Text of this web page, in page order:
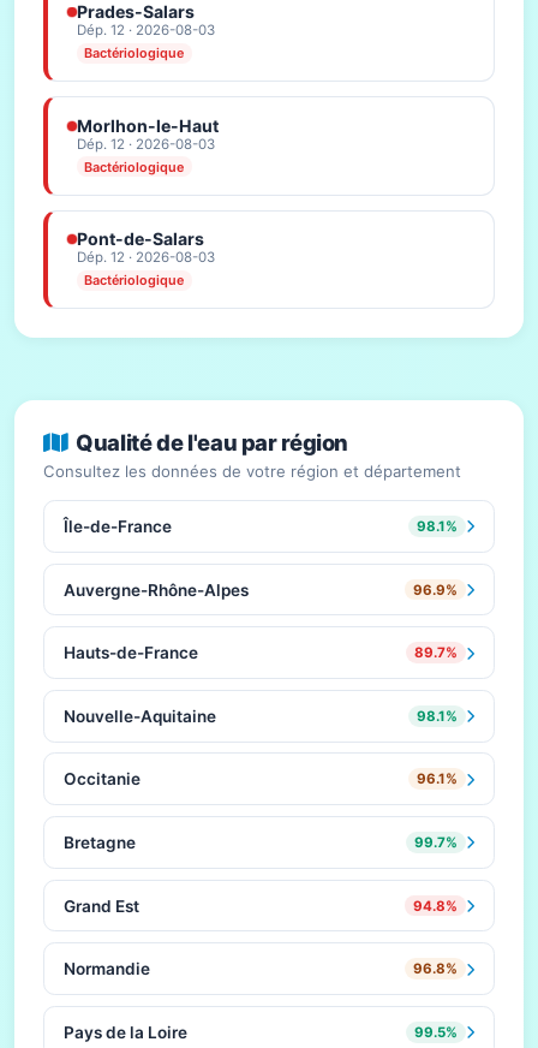
Prades-Salars
Dép. 12 · 2026-08-03
Bactériologique
Morlhon-le-Haut
Dép. 12 · 2026-08-03
Bactériologique
Pont-de-Salars
Dép. 12 · 2026-08-03
Bactériologique
Qualité de l'eau par région
Consultez les données de votre région et département
Île-de-France 98.1%
Auvergne-Rhône-Alpes 96.9%
Hauts-de-France 89.7%
Nouvelle-Aquitaine 98.1%
Occitanie 96.1%
Bretagne 99.7%
Grand Est 94.8%
Normandie 96.8%
Pays de la Loire 99.5%